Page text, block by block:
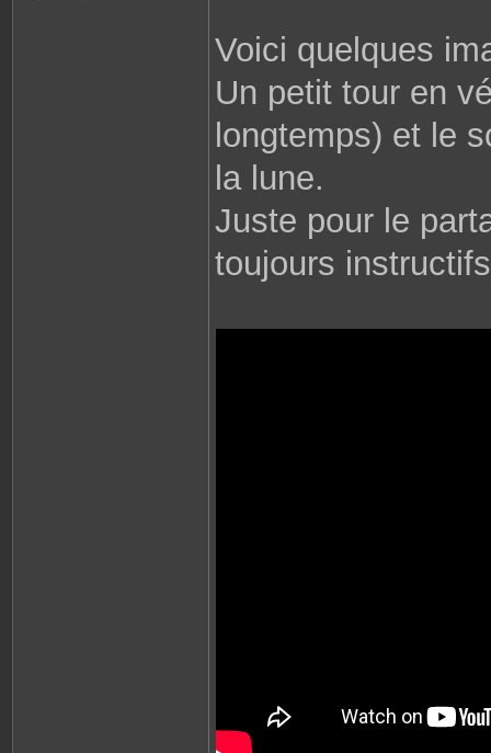
Voici quelques
Un petit tour en
longtemps) et le
la lune.
Juste pour le
toujours